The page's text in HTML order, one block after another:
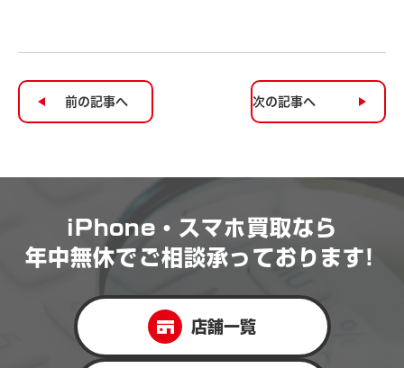
前の記事へ 次の記事へ
iPhone・スマホ買取なら
年中無休で ご相談承っております!
店舗一覧